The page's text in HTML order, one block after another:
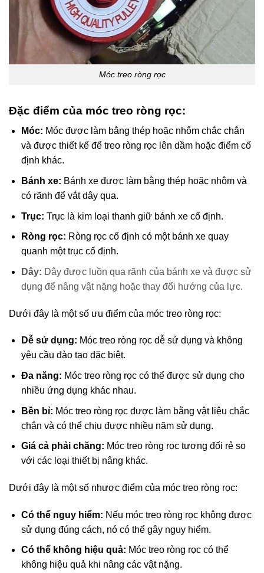
Móc treo ròng rọc
Đặc điểm của móc treo ròng rọc:
Móc: Móc được làm bằng thép hoặc nhôm chắc chắn
và được thiết kế để treo ròng rọc lên dầm hoặc điểm cố
định khác.
Bánh xe: Bánh xe được làm bằng thép hoặc nhôm và
có rãnh để vắt dây qua.
Trục: Trục là kim loại thanh giữ bánh xe cố định.
Ròng rọc: Ròng rọc cố định có một bánh xe quay
quanh một trục cố định.
Dây: Dây được luồn qua rãnh của bánh xe và được sử
dụng để nâng vật nặng hoặc thay đổi hướng của lực.
Dưới đây là một số ưu điểm của móc treo ròng rọc:
Dễ sử dụng: Móc treo ròng rọc dễ sử dụng và không
yêu cầu đào tạo đặc biệt.
Đa năng: Móc treo ròng rọc có thể được sử dụng cho
nhiều ứng dụng khác nhau.
Bền bỉ: Móc treo ròng rọc được làm bằng vật liệu chắc
chắn và có thể chịu được nhiều năm sử dụng.
Giá cả phải chăng: Móc treo ròng rọc tương đối rẻ so
với các loại thiết bị nâng khác.
Dưới đây là một số nhược điểm của móc treo ròng rọc:
Có thể nguy hiểm: Nếu móc treo ròng rọc không được
sử dụng đúng cách, nó có thể gây nguy hiểm.
Có thể không hiệu quả: Móc treo ròng rọc có thể
không hiệu quả khi nâng các vật nặng.